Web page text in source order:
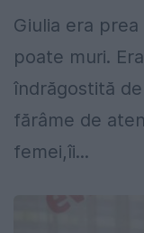
Giulia era
poate muri.
îndrăgostită
fărâme de
femei,îi...